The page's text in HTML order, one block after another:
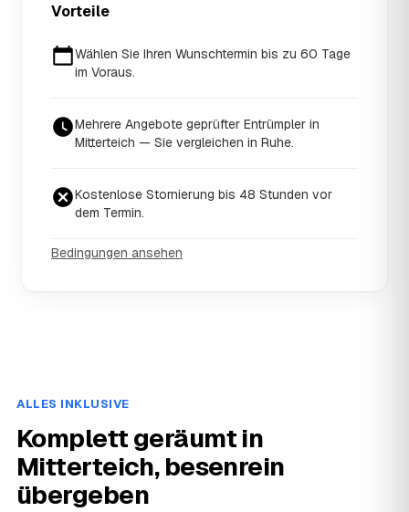
Vorteile
Wählen Sie Ihren Wunschtermin bis zu 60 Tage
im Voraus.
Mehrere Angebote geprüfter Entrümpler in
Mitterteich — Sie vergleichen in Ruhe.
Kostenlose Stornierung bis 48 Stunden vor
dem Termin.
Bedingungen ansehen
ALLES INKLUSIVE
Komplett geräumt in
Mitterteich, besenrein
übergeben